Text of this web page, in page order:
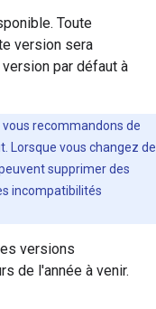
Toute
version sera
par défaut à
vous recommandons de
Lorsque vous changez de
supprimer des
incompatibilités
versions
de l'année à venir.